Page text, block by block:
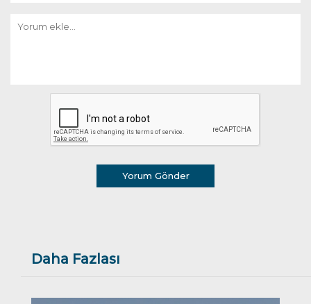
Yorum Gönder
Daha Fazlası